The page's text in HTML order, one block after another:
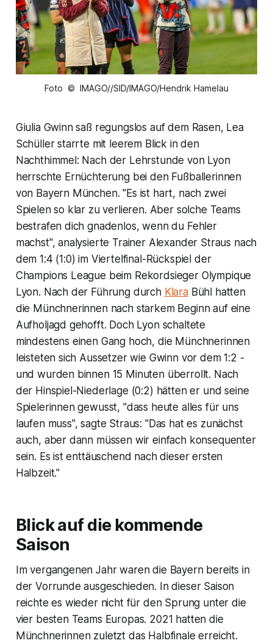
Foto © IMAGO//SID/IMAGO/Hendrik Hamelau
Giulia Gwinn saß regungslos auf dem Rasen, Lea
Schüller starrte mit leerem Blick in den
Nachthimmel: Nach der Lehrstunde von Lyon
herrschte Ernüchterung bei den Fußballerinnen
von Bayern München. "Es ist hart, nach zwei
Spielen so klar zu verlieren. Aber solche Teams
bestrafen dich gnadenlos, wenn du Fehler
machst", analysierte Trainer Alexander Straus nach
dem 1:4 (1:0) im Viertelfinal-Rückspiel der
Champions League beim Rekordsieger Olympique
Lyon. Nach der Führung durch KlaraBühl hatten
die Münchnerinnen nach starkem Beginn auf eine
Aufholjagd gehofft. Doch Lyon schaltete
mindestens einen Gang hoch, die Münchnerinnen
leisteten sich Aussetzer wie Gwinn vor dem 1:2 -
und wurden binnen 15 Minuten überrollt. Nach
der Hinspiel-Niederlage (0:2) hätten er und seine
Spielerinnen gewusst, "dass heute alles für uns
laufen muss", sagte Straus: "Das hat es zunächst
auch, aber dann müssen wir einfach konsequenter
sein. Es ist enttäuschend nach dieser ersten
Halbzeit."
Blick auf die kommende
Saison
Im vergangenen Jahr waren die Bayern bereits in
der Vorrunde ausgeschieden. In dieser Saison
reichte es wieder nicht für den Sprung unter die
vier besten Teams Europas. 2021 hatten die
Münchnerinnen zuletzt das Halbfinale erreicht.